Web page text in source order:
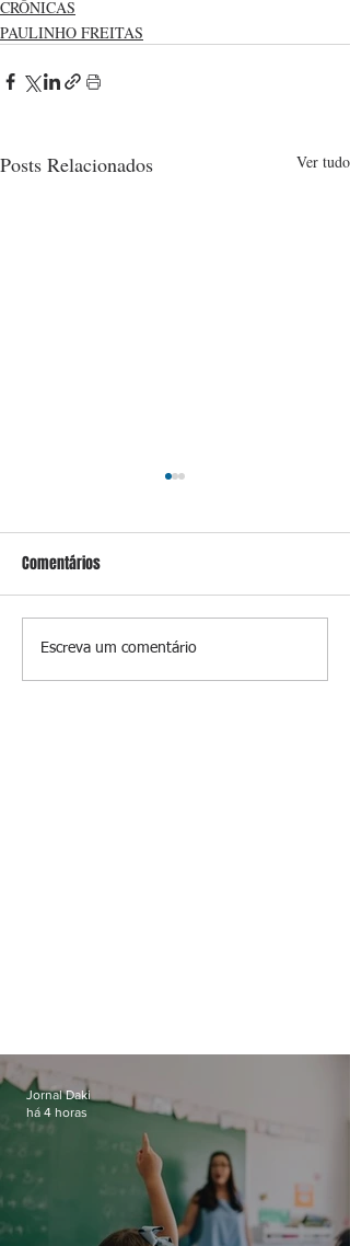
CRÔNICAS
PAULINHO FREITAS
Posts Relacionados Ver tudo
Prevenir é melhor
Comentários
Escreva um comentário
Jornal Daki
há 4 horas